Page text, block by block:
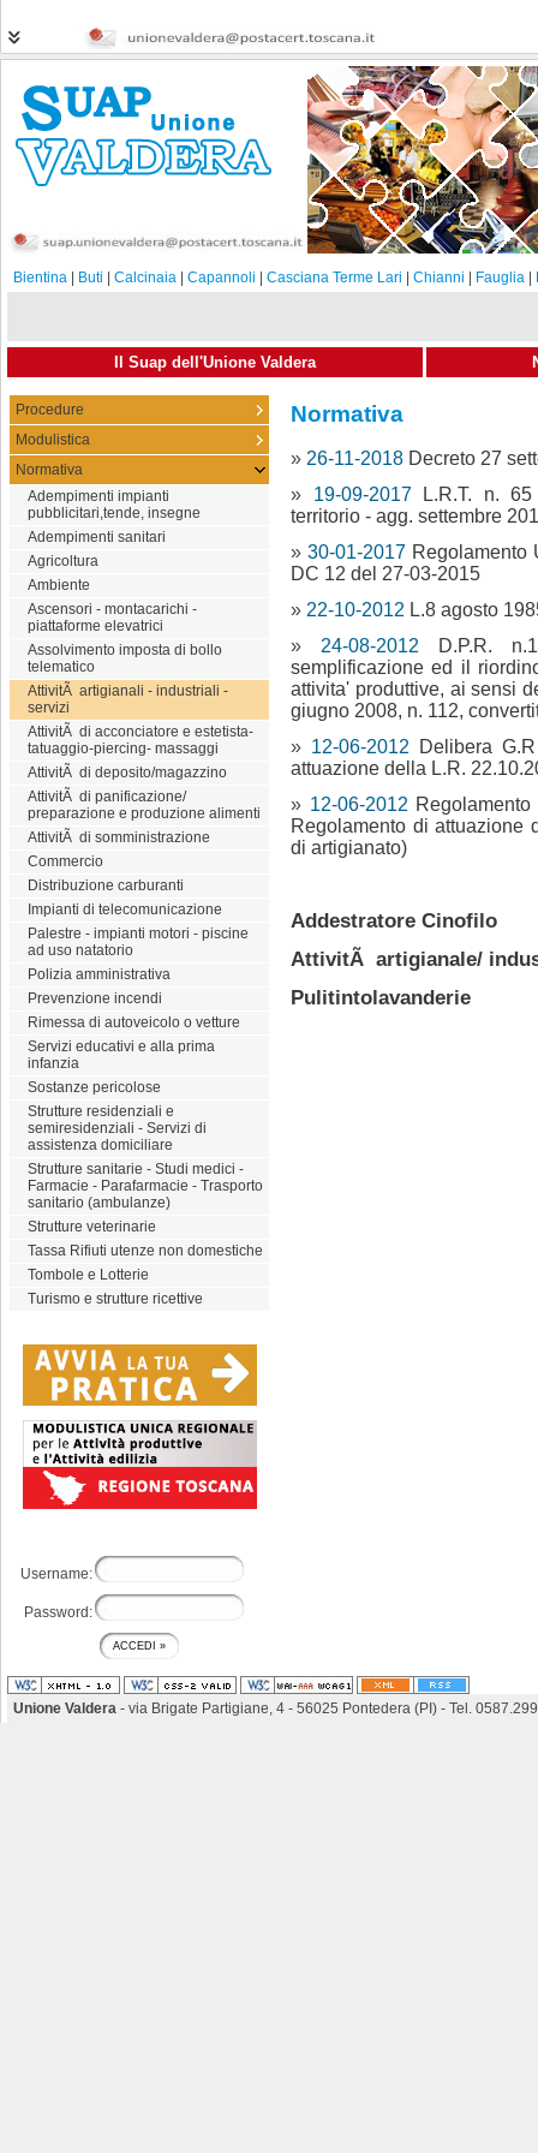
Bientina Buti Calcinaia Capannoli Casciana Terme Lari Chianni Fauglia
Il Suap dell'Unione Valdera
Procedure
Modulistica
Normativa
Adempimenti impianti
pubblicitari,tende, insegne
Adempimenti sanitari
Agricoltura
Ambiente
Ascensori - montacarichi -
piattaforme elevatrici
Assolvimento imposta di bollo
telematico
AttivitÃ artigianali - industriali -
servizi
AttivitÃ di acconciatore e estetista-
tatuaggio-piercing- massaggi
AttivitÃ di deposito/magazzino
AttivitÃ di panificazione/
preparazione e produzione alimenti
AttivitÃ di somministrazione
Commercio
Distribuzione carburanti
Impianti di telecomunicazione
Palestre - impianti motori - piscine
ad uso natatorio
Polizia amministrativa
Prevenzione incendi
Rimessa di autoveicolo o vetture
Servizi educativi e alla prima
infanzia
Sostanze pericolose
Strutture residenziali e
semiresidenziali - Servizi di
assistenza domiciliare
Strutture sanitarie - Studi medici -
Farmacie - Parafarmacie - Trasporto
sanitario (ambulanze)
Strutture veterinarie
Tassa Rifiuti utenze non domestiche
Tombole e Lotterie
Turismo e strutture ricettive
Username:
Password:
Normativa
» 26-11-2018 Decreto 27
» 19-09-2017
L.R.T. n.
territorio - agg. settembre
»30-01-2017 Regolamento
DC 12 del 27-03-2015
» 22-10-2012 L.8 agosto
» 24-08-2012
D.P.R.
semplificazione ed il
attivita' produttive, ai sensi
giugno 2008, n. 112,
» 12-06-2012
Delibera
attuazione della L.R.
» 12-06-2012
Regolamento di attuazione
di artigianato)
Addestratore Cinofilo
AttivitÃ artigianale/
Pulitintolavanderie
Unione Valdera - via Brigate Partigiane, 4 - 56025 Pontedera (PI) - Tel.